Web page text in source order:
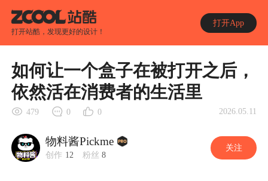
打开站酷，发现更好的设计！
打开App
如何让一个盒子在被打开之后，
依然活在消费者的生活里
479 0 0 2026.05.11
物料酱Pickme
创作 12 粉丝 8
关注